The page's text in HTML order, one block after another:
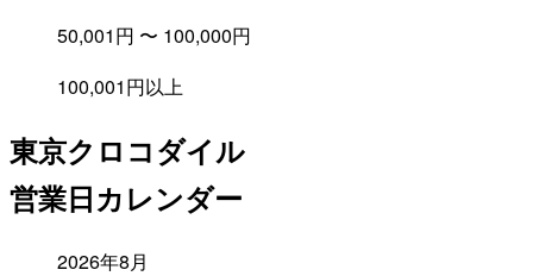
50,001円 〜 100,000円
100,001円以上
東京クロコダイル
営業日カレンダー
2026年8月